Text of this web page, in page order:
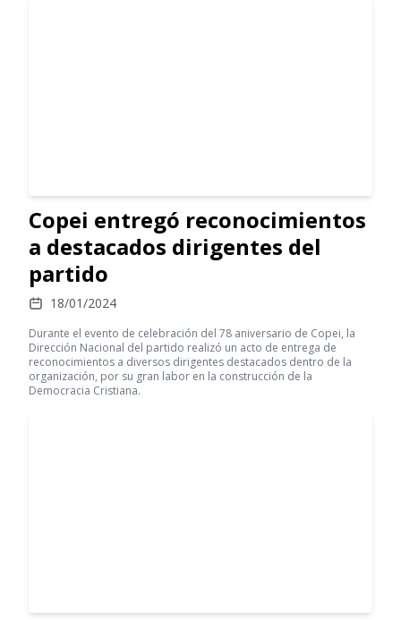
Copei entregó reconocimientos
a destacados dirigentes del
partido
18/01/2024
Durante el evento de celebración del 78 aniversario de Copei, la
Dirección Nacional del partido realizó un acto de entrega de
reconocimientos a diversos dirigentes destacados dentro de la
organización, por su gran labor en la construcción de la
Democracia Cristiana.